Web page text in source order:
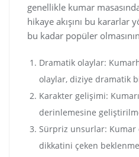
genellikle kumar
hikaye akışını bu kararlar
bu kadar popüler
Dramatik olaylar:
olaylar, diziye dramatik
Karakter gelişimi:
derinlemesine
Sürpriz unsurlar: Kumar
dikkatini çeken